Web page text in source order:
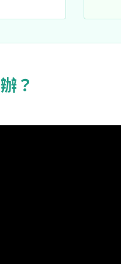
？